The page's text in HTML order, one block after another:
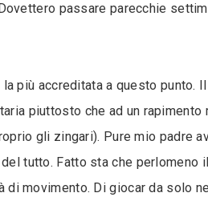
passare parecchie
più accreditata a questo punto.
piuttosto che ad un
gli zingari). Pure mio padre
tutto. Fatto sta che
movimento. Di giocar da solo